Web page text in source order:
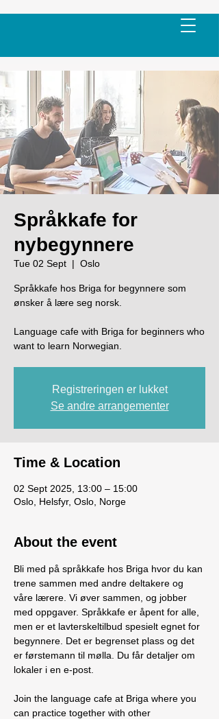
Språkkafe for
nybegynnere
Tue 02 Sept
  |
Oslo
Språkkafe hos Briga for begynnere som
ønsker å lære seg norsk.
Language cafe with Briga for beginners who
want to learn Norwegian.
Registreringen er lukket
Se andre arrangementer
Time & Location
02 Sept 2025, 13:00 – 15:00
Oslo, Helsfyr, Oslo, Norge
About the event
Bli med på språkkafe hos Briga hvor du kan
trene sammen med andre deltakere og
våre lærere. Vi øver sammen, og jobber
med oppgaver. Språkkafe er åpent for alle,
men er et lavterskeltilbud spesielt egnet for
begynnere. Det er begrenset plass og det
er førstemann til mølla. Du får detaljer om
lokaler i en e-post.
Join the language cafe at Briga where you
can practice together with other